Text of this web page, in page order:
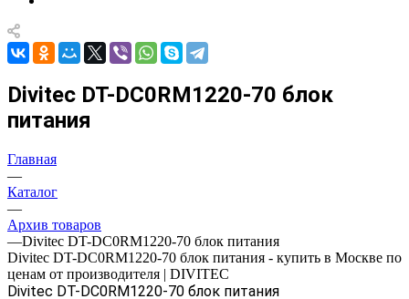
Divitec DT-DC0RM1220-70 блок
питания
Главная
—
Каталог
—
Архив товаров
—Divitec DT-DC0RM1220-70 блок питания
Divitec DT-DC0RM1220-70 блок питания - купить в Москве по
ценам от производителя | DIVITEC
Divitec DT-DC0RM1220-70 блок питания